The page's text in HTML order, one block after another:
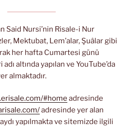
Said Nursi’nin Risale-i Nur
Mektubat, Lem’alar, Şuâlar gibi
her hafta Cumartesi günü
altında yapılan ve YouTube’da
almaktadır.
#home adresinde
adresinde yer alan
yapılmakta ve sitemizde ilgili